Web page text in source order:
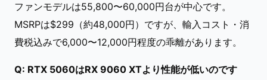
ファンモデルは55,800〜60,000円台が中心です。
MSRPは$299（約48,000円）ですが、輸入コスト・消
費税込みで6,000〜12,000円程度の乖離があります。
Q: RTX 5060はRX 9060 XTより性能が低いのです